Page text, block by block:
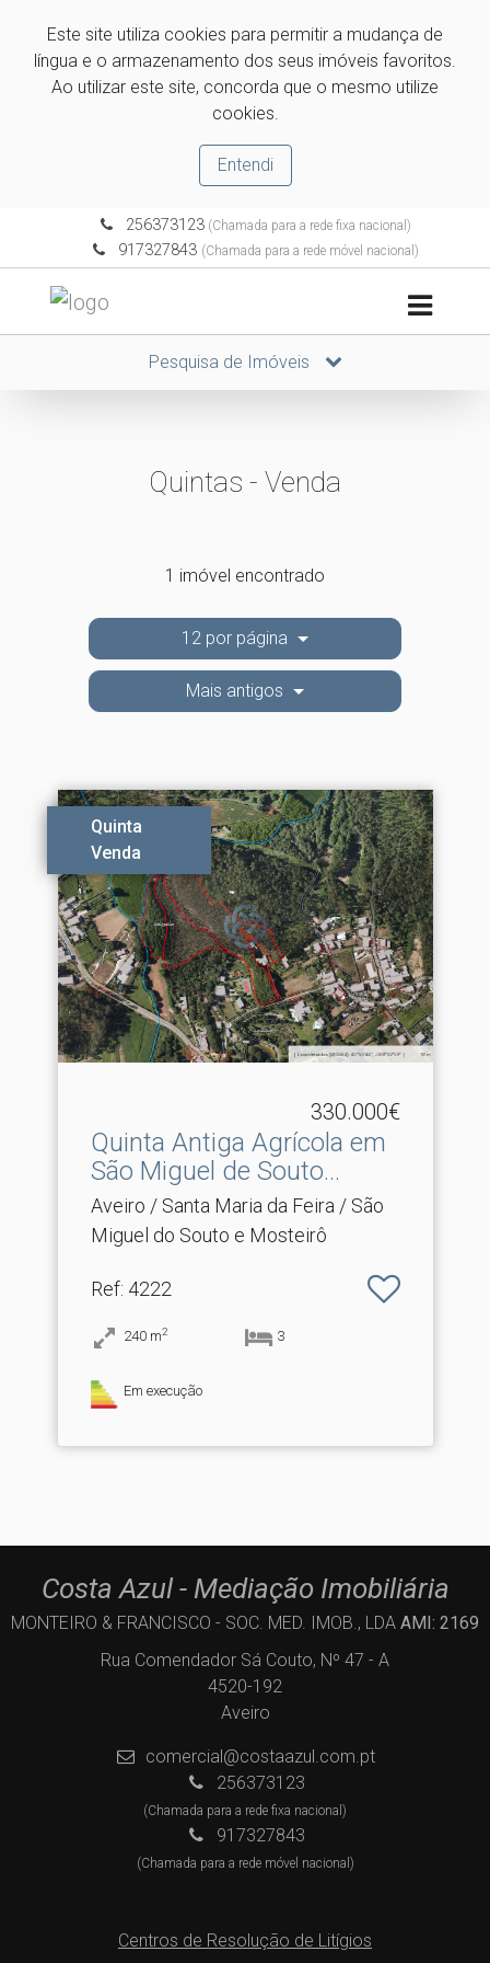
Este site utiliza cookies para permitir a mudança de
língua e o armazenamento dos seus imóveis favoritos.
Ao utilizar este site, concorda que o mesmo utilize
cookies.
Entendi
256373123(Chamada para a rede fixa nacional)
917327843 (Chamada para a rede móvel nacional)
Pesquisa de Imóveis
Quintas - Venda
1 imóvel encontrado
12 por página
Mais antigos
Quinta
Venda
330.000€
Quinta Antiga Agrícola em
São Miguel de Souto.​..
Aveiro / Santa Maria da Feira / São
Miguel do Souto e Mosteirô
Ref: 4222
240 m2 3
Em execução
Costa Azul - Mediação Imobiliária
MONTEIRO & FRANCISCO - SOC. MED. IMOB., LDA AMI: 2169
Rua Comendador Sá Couto, Nº 47 - A
4520-192
Aveiro
comercial@costaazul.com.pt
256373123
(Chamada para a rede fixa nacional)
917327843
(Chamada para a rede móvel nacional)
Centros de Resolução de Litígios